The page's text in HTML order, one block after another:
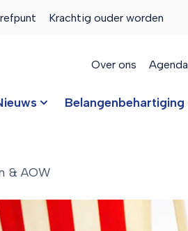
Krachtig ouder worden
Over ons Agenda
Belangenbehartiging
& AOW